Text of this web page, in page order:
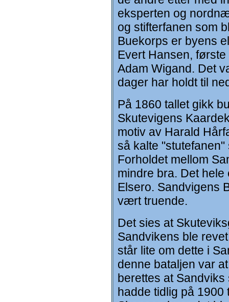
eksperten og
og stifterfanen som
Buekorps er byens
Evert Hansen,
Adam Wigand. Det
dager har holdt til
På 1860 tallet gikk
Skutevigens
motiv av Harald
så kalte
Forholdet mellom
mindre bra. Det
Elsero. Sandvigens
vært truende.
Det sies at
Sandvikens ble
står lite om dette i
denne bataljen var
berettes at
hadde tidlig på